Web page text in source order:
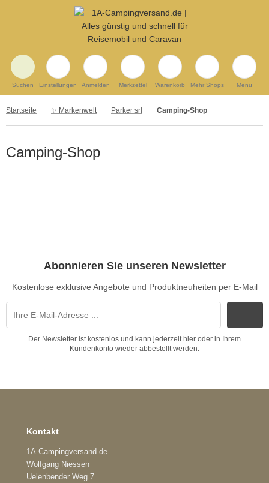
Suchen Einstellungen Anmelden Merkzettel Warenkorb Mehr Shops Menü
Startseite ✨ Markenwelt Parker srl Camping-Shop
Camping-Shop
Abonnieren Sie unseren Newsletter
Kostenlose exklusive Angebote und Produktneuheiten per E-Mail
Der Newsletter ist kostenlos und kann jederzeit hier oder in Ihrem
Kundenkonto wieder abbestellt werden.
Kontakt
1A-Campingversand.de
Wolfgang Niessen
Uelenbender Weg 7